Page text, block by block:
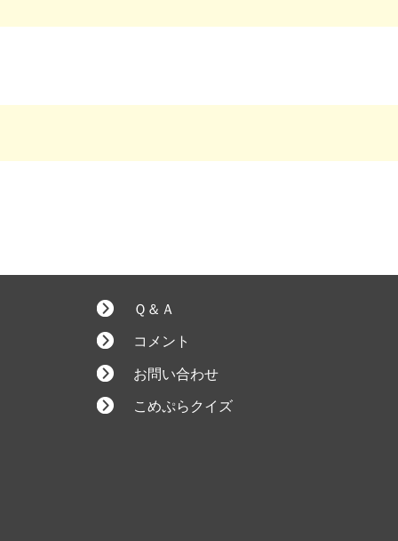
Ｑ＆Ａ
コメント
お問い合わせ
こめぷらクイズ